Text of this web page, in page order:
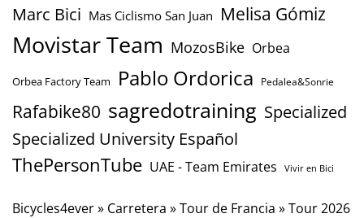
Marc Bici Mas Ciclismo San Juan Melisa Gómiz
Movistar Team MozosBike Orbea
Orbea Factory Team Pablo Ordorica Pedalea&Sonrie
Rafabike80 sagredotraining Specialized
Specialized University Español
ThePersonTube UAE - Team Emirates Vivir en Bici
Bicycles4ever» Carretera »Tour de Francia »Tour 2026